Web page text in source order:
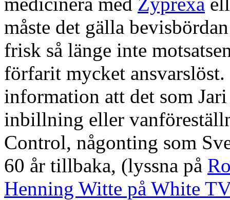
måste det gälla
frisk så länge inte
förfarit mycket
information att det som
inbillning eller
Control, någonting som
60 år tillbaka, (lyssna på
Henning Witte på White TV